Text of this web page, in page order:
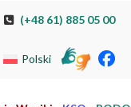
rejestracji pacjenta
(+48 61) 885 05 00
Polski